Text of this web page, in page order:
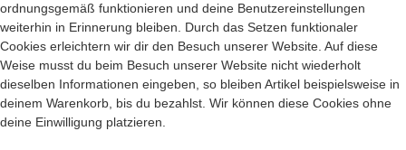
ordnungsgemäß funktionieren und deine Benutzereinstellungen
weiterhin in Erinnerung bleiben. Durch das Setzen funktionaler
Cookies erleichtern wir dir den Besuch unserer Website. Auf diese
Weise musst du beim Besuch unserer Website nicht wiederholt
dieselben Informationen eingeben, so bleiben Artikel beispielsweise in
deinem Warenkorb, bis du bezahlst. Wir können diese Cookies ohne
deine Einwilligung platzieren.